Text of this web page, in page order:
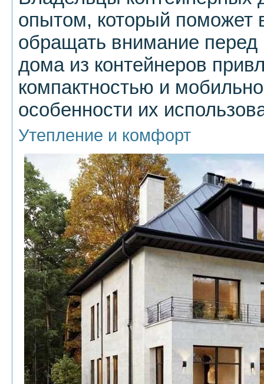
опытом, который поможет
обращать внимание
дома из контейнеров
компактностью и
особенности их
Утепление и комфорт